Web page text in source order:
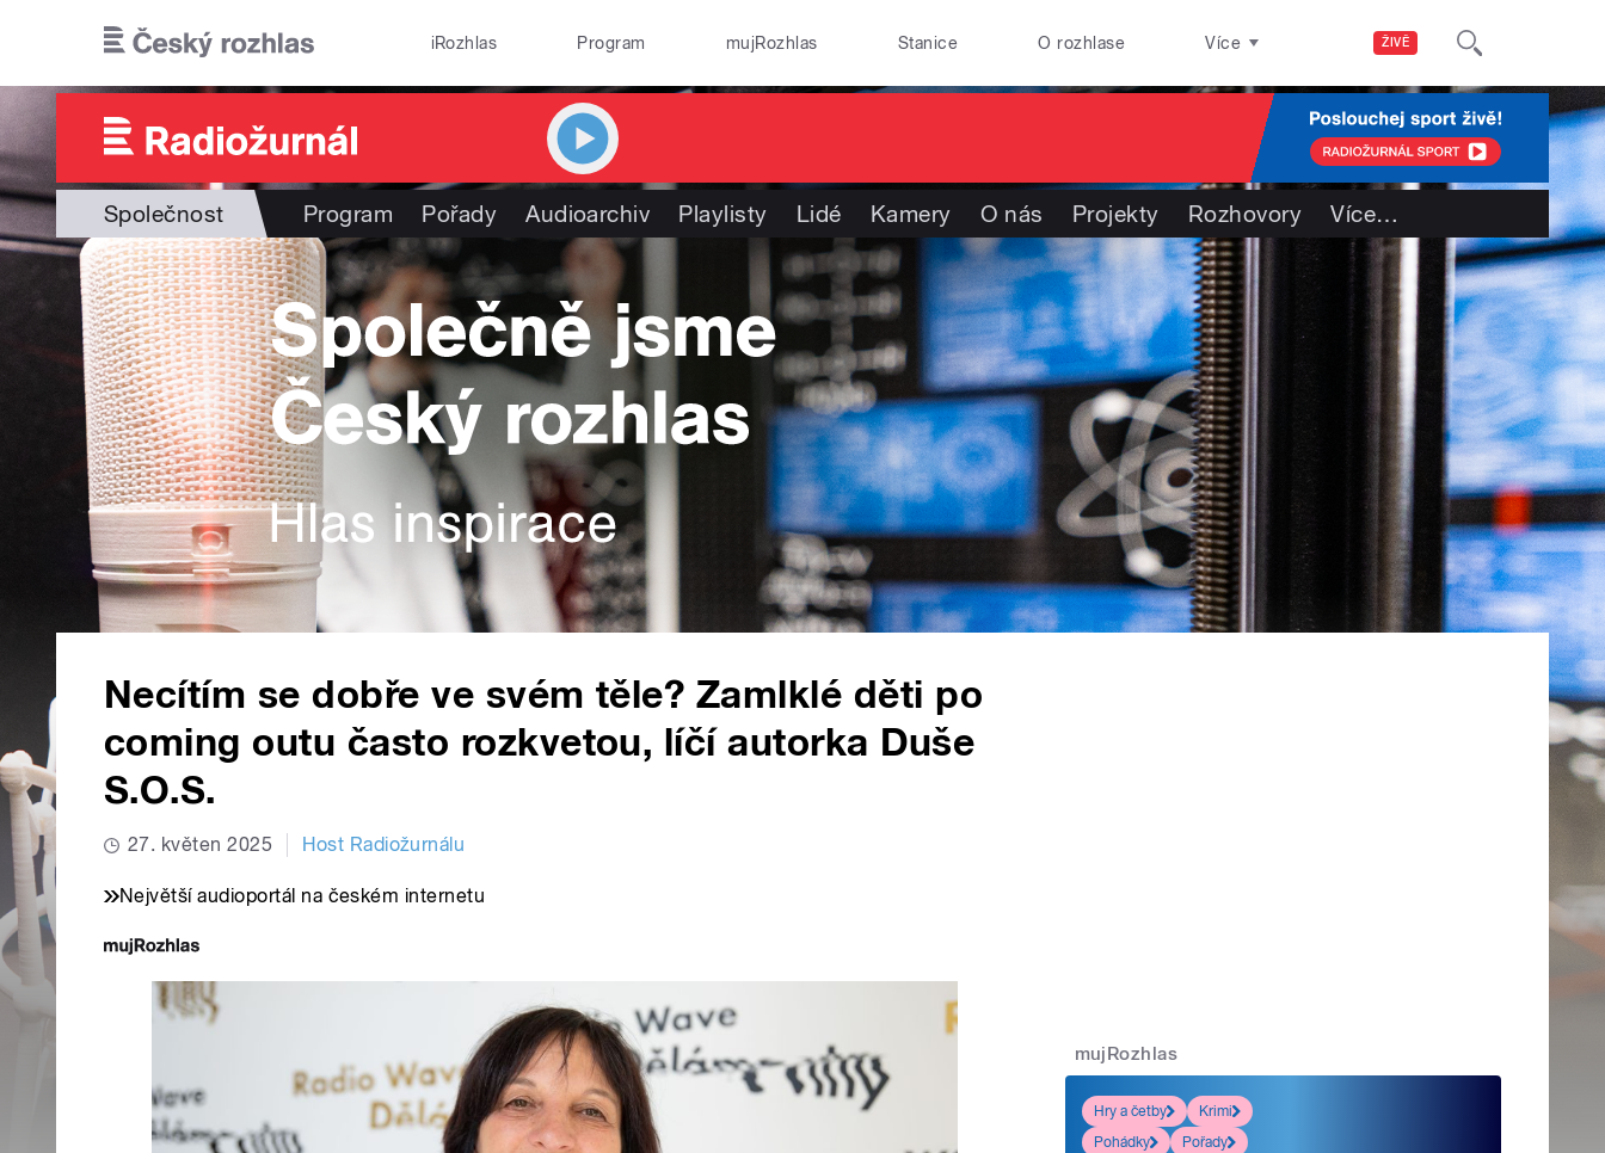
ŽIVĚ
iRozhlas Program mujRozhlas Stanice O rozhlase Více
Společnost Program Pořady Audioarchiv Playlisty Lidé Kamery O nás Projekty Rozhovory Více…
Necítím se dobře ve svém těle? Zamlklé děti po
coming outu často rozkvetou, líčí autorka Duše
S.O.S.
27. květen 2025 Host Radiožurnálu
Největší audioportál na českém internetu
mujRozhlas
Hry a četby
Krimi
Pohádky
Pořady